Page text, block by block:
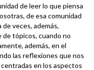
de leer lo que piensa
de esa comunidad
de veces, además,
tópicos, cuando no
además, en el
las reflexiones que nos
en los aspectos